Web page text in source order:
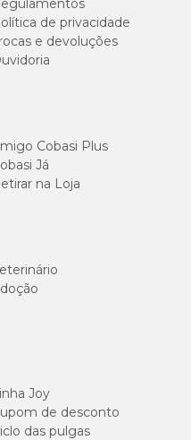
de privacidade
e devoluções
Cobasi Plus
Já
na Loja
Joy
de desconto
das pulgas